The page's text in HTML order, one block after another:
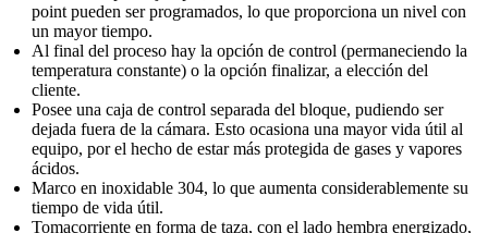
point pueden ser programados, lo que proporciona un nivel con
un mayor tiempo.
Al final del proceso hay la opción de control (permaneciendo la
temperatura constante) o la opción finalizar, a elección del
cliente.
Posee una caja de control separada del bloque, pudiendo ser
dejada fuera de la cámara. Esto ocasiona una mayor vida útil al
equipo, por el hecho de estar más protegida de gases y vapores
ácidos.
Marco en inoxidable 304, lo que aumenta considerablemente su
tiempo de vida útil.
Tomacorriente en forma de taza, con el lado hembra energizado,